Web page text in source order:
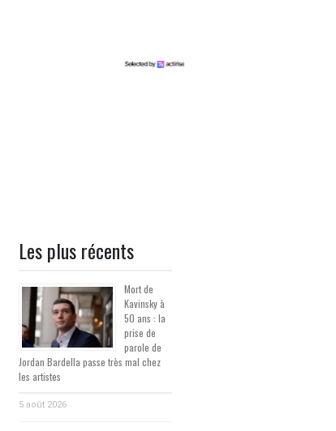
Les plus récents
Mort de
Kavinsky à
50 ans : la
prise de
parole de
Jordan Bardella passe très mal chez
les artistes
5 août 2026